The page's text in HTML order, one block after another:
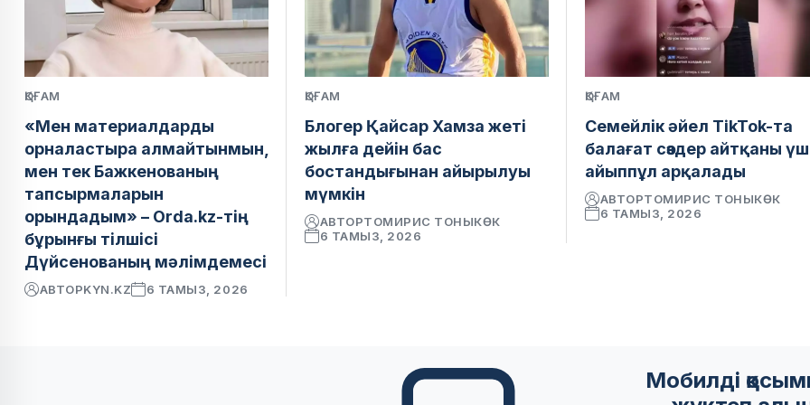
ҚОҒАМ
«Мен материалдарды
орналастыра алмайтынмын,
мен тек Бажкенованың
тапсырмаларын
орындадым» – Orda.kz-тің
бұрынғы тілшісі
Дүйсенованың мәлімдемесі
АВТОРKYN.KZ 6 ТАМЫЗ, 2026
ҚОҒАМ
Блогер Қайсар Хамза жеті
жылға дейін бас
бостандығынан айырылуы
мүмкін
АВТОРТОМИРИС ТОНЫКӨК
6 ТАМЫЗ, 2026
ҚОҒАМ
Семейлік әйел TikTok-та
балағат сөздер айтқаны
айыппұл арқалады
АВТОРТОМИРИС ТОНЫКӨК
6 ТАМЫЗ, 2026
Мобилді